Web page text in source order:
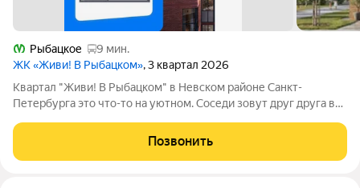
Рыбацкое
9 мин.
ЖК «Живи! В Рыбацком», 3 квартал 2026
Квартал "Живи! В Рыбацком" в Невском районе Санкт-
Петербурга это что-то на уютном. Соседи зовут друг друга в
цветущих аллеях во дворе. Но всего 20 минут пешком и вы у
метро "Рыбацкое",
Позвонить